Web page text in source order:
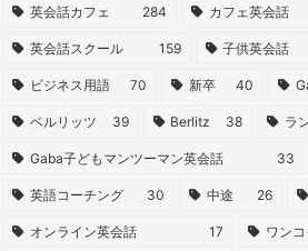
英会話カフェ 284 カフェ英会話
英会話スクール 159 子供英会話
ビジネス用語 70 新卒 40
ベルリッツ 39 Berlitz 38 ラ
Gaba子どもマンツーマン英会話 33
英語コーチング 30 中途 26
オンライン英会話 17 ワン